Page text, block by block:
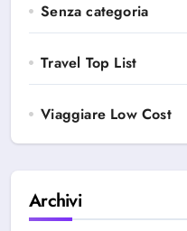
Senza categoria
Travel Top List
Viaggiare Low Cost
Archivi